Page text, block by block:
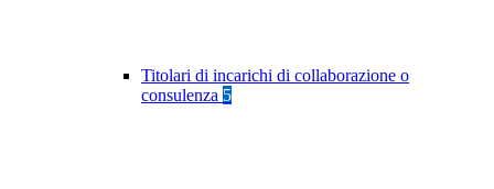
Titolari di incarichi di collaborazione o
consulenza 5